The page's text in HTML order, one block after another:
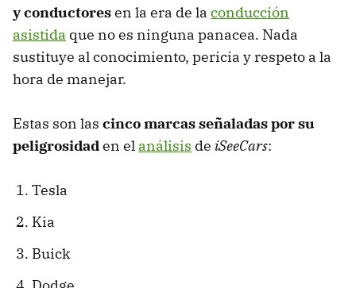
y conductoresen la era de la conducción
asistida que no es ninguna panacea. Nada
sustituye al conocimiento, pericia y respeto a la
hora de manejar.
Estas son las cinco marcas señaladas por su
peligrosidaden el análisis de iSeeCars:
Tesla
Kia
Buick